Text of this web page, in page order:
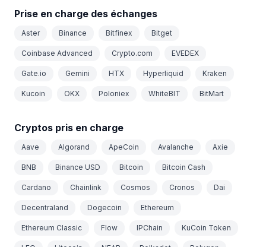
Prise en charge des échanges
Aster Binance Bitfinex Bitget
Coinbase Advanced Crypto.com EVEDEX
Gate.io Gemini HTX Hyperliquid Kraken
Kucoin OKX Poloniex WhiteBIT BitMart
Cryptos pris en charge
Aave Algorand ApeCoin Avalanche Axie
BNB Binance USD Bitcoin Bitcoin Cash
Cardano Chainlink Cosmos Cronos Dai
Decentraland Dogecoin Ethereum
Ethereum Classic Flow IPChain KuCoin Token